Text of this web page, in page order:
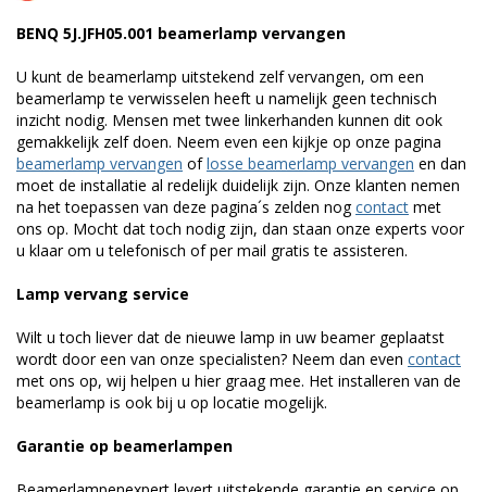
BENQ 5J.JFH05.001 beamerlamp vervangen
U kunt de beamerlamp uitstekend zelf vervangen, om een
beamerlamp te verwisselen heeft u namelijk geen technisch
inzicht nodig. Mensen met twee linkerhanden kunnen dit ook
gemakkelijk zelf doen. Neem even een kijkje op onze pagina
beamerlamp vervangen oflosse beamerlamp vervangen en dan
moet de installatie al redelijk duidelijk zijn. Onze klanten nemen
na het toepassen van deze pagina´s zelden nogcontact met
ons op. Mocht dat toch nodig zijn, dan staan onze experts voor
u klaar om u telefonisch of per mail gratis te assisteren.
Lamp vervang service
Wilt u toch liever dat de nieuwe lamp in uw beamer geplaatst
wordt door een van onze specialisten? Neem dan even contact
met ons op, wij helpen u hier graag mee. Het installeren van de
beamerlamp is ook bij u op locatie mogelijk.
Garantie op beamerlampen